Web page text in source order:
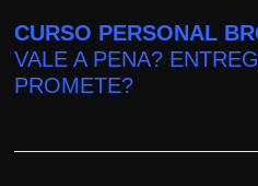
CURSO PERSONAL
VALE A PENA?
PROMETE?